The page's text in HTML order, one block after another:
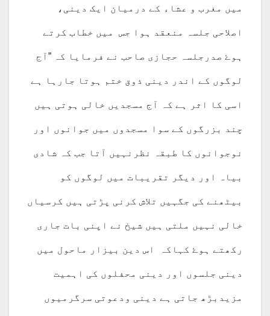
میں مغرب و عشاء کے درمیان ایک دینی،
اصلاحی جلسہ منعقد ہوا جس میں خطاب کرتے
ہوۓ صدرجلسہ حجازی صاحب نے فرمایا کہ ”آج
لوگوں کے اندر دینی ذوق ختم ہوتا جارہا ہے
اسی کا اثر ہے کہ آج مسجدیں خالی ہوتی ہیں
چند بزرگوں کے سوا مسجدوں میں جوانوں اور
نوجوانوں کا طبقہ نظرنہیں آتا جب کہ شادی
بیاہ اور دیگر تقریبات میں لوگوں کو
بیٹھنے کی جگہیں تلاش کرنی پڑتی ہیں کرسیاں
خالی نہیں ملتی ہیں شیخ نے اپنی بات جاری
رکھتے ہوۓ کہاکہ اس دین بیزار ماحول میں
دینی جلسوں اور دینی محفلوں کی اہمیت
مزیدبڑھ جاتی ہے دینی ودعوتی سرگرمیوں